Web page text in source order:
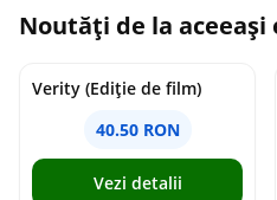
Noutăți de la
Verity (Ediție de film)
40.50 RON
Vezi detalii